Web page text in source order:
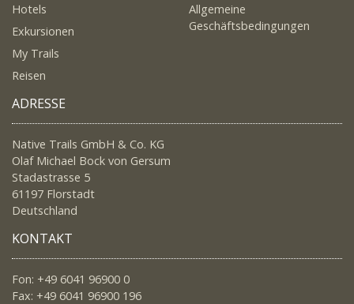
Hotels
Exkursionen
My Trails
Reisen
Allgemeine
Geschäftsbedingungen
ADRESSE
Native Trails GmbH & Co. KG
Olaf Michael Bock von Gersum
Stadastrasse 5
61197 Florstadt
Deutschland
KONTAKT
Fon: +49 6041 96900 0
Fax: +49 6041 96900 196